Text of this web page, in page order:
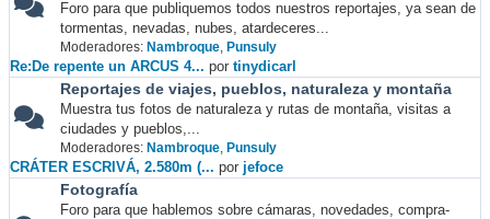
Foro para que publiquemos todos nuestros reportajes, ya sean de
tormentas, nevadas, nubes, atardeceres...
Moderadores: Nambroque, Punsuly
Re:De repente un ARCUS 4... por tinydicarl
Reportajes de viajes, pueblos, naturaleza y montaña
Muestra tus fotos de naturaleza y rutas de montaña, visitas a
ciudades y pueblos,...
Moderadores: Nambroque, Punsuly
CRÁTER ESCRIVÁ, 2.580m (... por jefoce
Fotografía
Foro para que hablemos sobre cámaras, novedades, compra-